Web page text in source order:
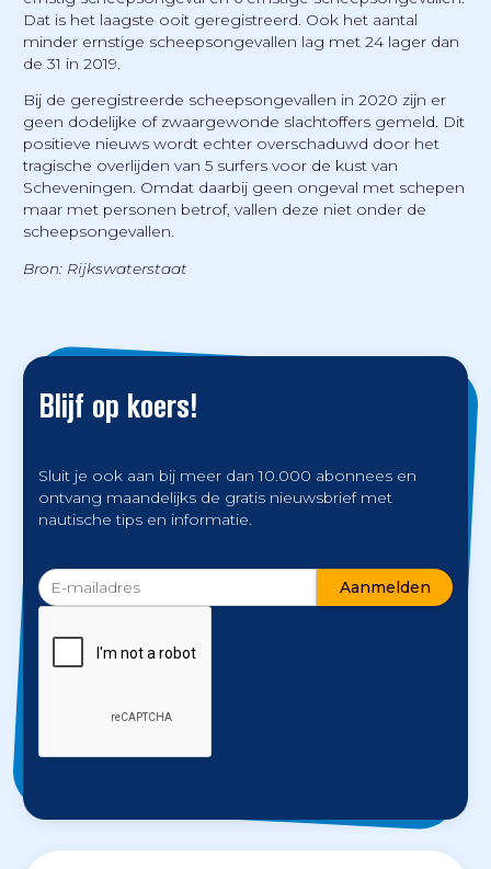
Dat is het laagste ooit geregistreerd. Ook het aantal
minder ernstige scheepsongevallen lag met 24 lager dan
de 31 in 2019.
Bij de geregistreerde scheepsongevallen in 2020 zijn er
geen dodelijke of zwaargewonde slachtoffers gemeld. Dit
positieve nieuws wordt echter overschaduwd door het
tragische overlijden van 5 surfers voor de kust van
Scheveningen. Omdat daarbij geen ongeval met schepen
maar met personen betrof, vallen deze niet onder de
scheepsongevallen.
Bron: Rijkswaterstaat
Blijf op koers!
Sluit je ook aan bij meer dan 10.000 abonnees en
ontvang maandelijks de gratis nieuwsbrief met
nautische tips en informatie.